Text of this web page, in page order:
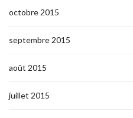
octobre 2015
septembre 2015
août 2015
juillet 2015